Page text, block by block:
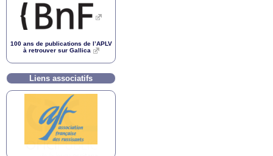
100 ans de publications de l’APLV
à retrouver sur Gallica
Liens associatifs